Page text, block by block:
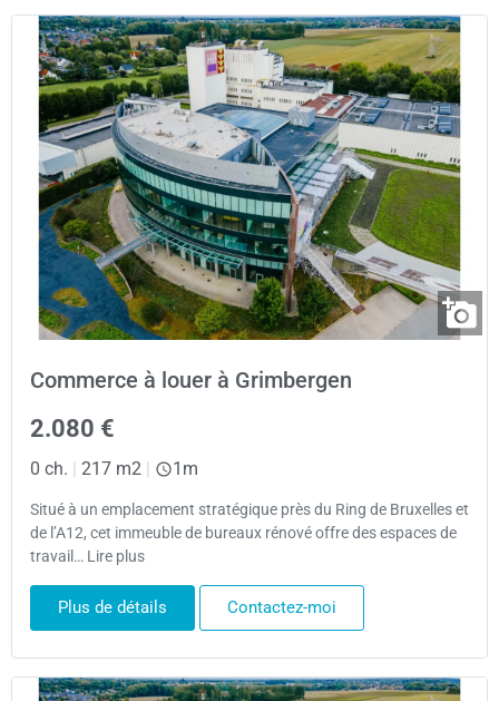
Commerce à louer à Grimbergen
2.080 €
0 ch. | 217 m2 | 1m
Situé à un emplacement stratégique près du Ring de Bruxelles et
de l’A12, cet immeuble de bureaux rénové offre des espaces de
travail… Lire plus
Plus de détails Contactez-moi